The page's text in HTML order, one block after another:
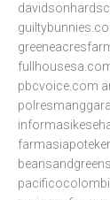
pbcvoice.com